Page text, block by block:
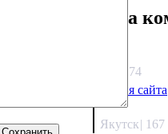
Наша
1333.74
Санация сайта
Каиргали
Якутск| 167